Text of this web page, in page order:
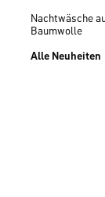
Nachtwäsche
Baumwolle
Alle Neuheiten